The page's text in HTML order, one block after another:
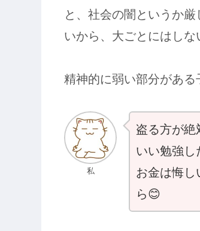
と、社会の闇というか
いから、大ごとにはしな
精神的に弱い部分がある
私
盗る方が絶
いい勉強し
お金は悔
ら😊